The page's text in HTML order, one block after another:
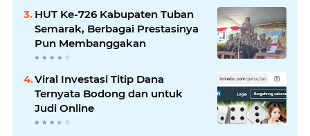
HUT Ke-726 Kabupaten Tuban
Semarak, Berbagai Prestasinya
Pun Membanggakan
Viral Investasi Titip Dana
Ternyata Bodong dan untuk
Judi Online